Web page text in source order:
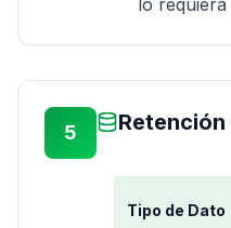
lo requiera
5
Tipo de Dato